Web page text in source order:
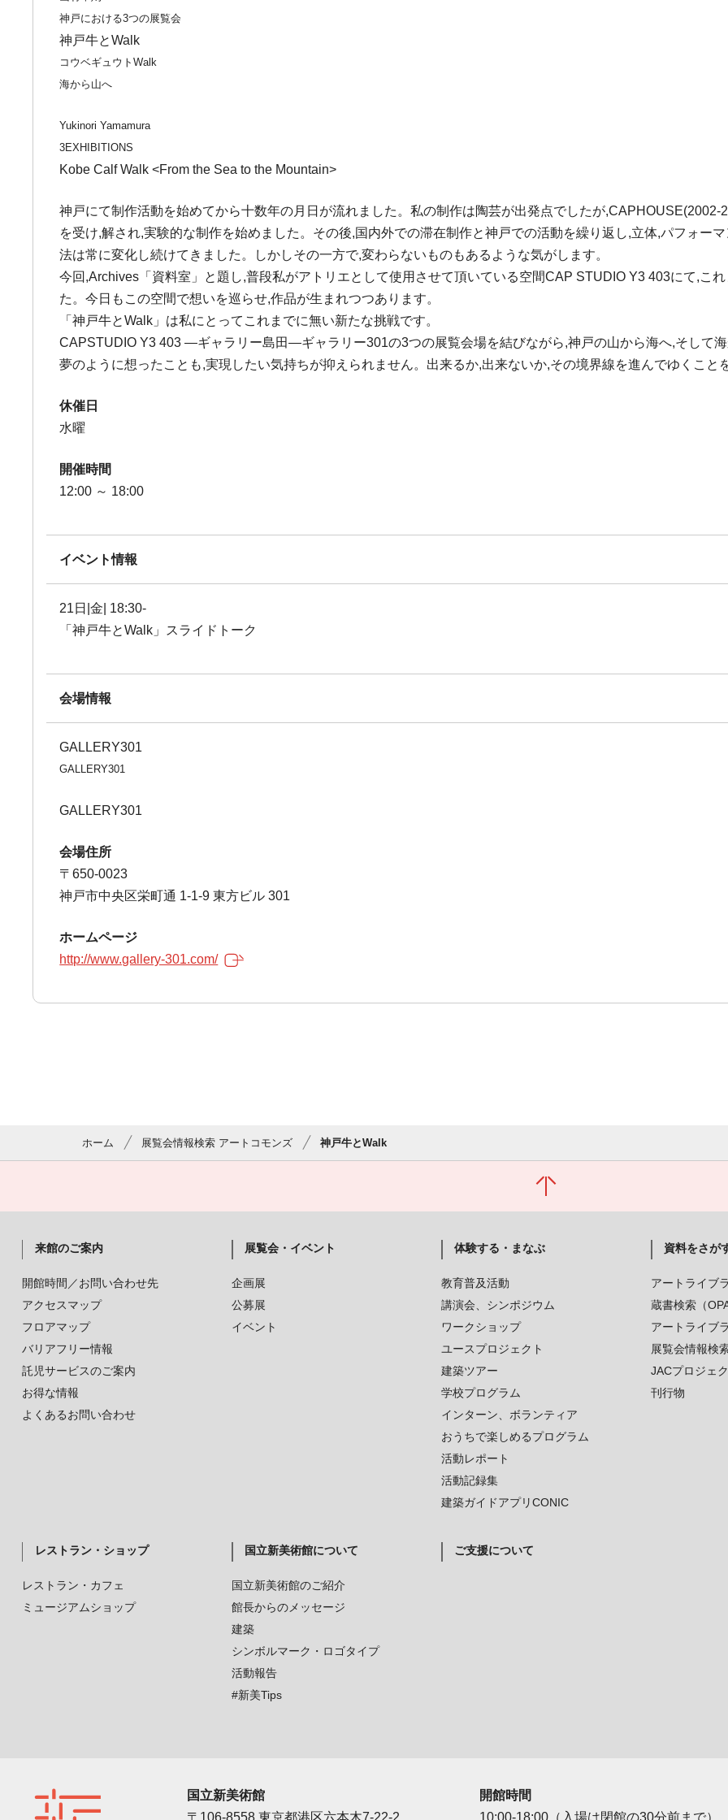
神戸における3つの展覧会
神戸牛とWalk
コウベギュウトWalk
海から山へ
Yukinori Yamamura
3EXHIBITIONS
Kobe Calf Walk <From the Sea to the Mountain>
神戸にて制作活動を始めてから十数年の月日が流れました。私の制作は陶芸が出発点でしたが
を受け,解され,実験的な制作を始めました。その後,国内外での滞在制作と神戸での活動を繰り返し,立体,パフォー
法は常に変化し続けてきました。しかしその一方で,変わらないものもあるような気がします。
今回,Archives「資料室」と題し,普段私がアトリエとして使用させて頂いている空間CAP STUDIO Y3 403にて,こ
た。今日もこの空間で想いを巡らせ,作品が生まれつつあります。
「神戸牛とWalk」は私にとってこれまでに無い新たな挑戦です。
CAPSTUDIO Y3 403 ―ギャラリー島田―ギャラリー301の3つの展覧会場を結びながら,神戸の山から海へ,そして海
夢のように想ったことも,実現したい気持ちが抑えられません。出来るか,出来ないか,その境界線を進んでゆくこと
休催日
水曜
開催時間
12:00 ～ 18:00
イベント情報
21日|金| 18:30-
「神戸牛とWalk」スライドトーク
会場情報
GALLERY301
GALLERY301
GALLERY301
会場住所
〒650-0023
神戸市中央区栄町通 1-1-9 東方ビル 301
ホームページ
http://www.gallery-301.com/
ホーム 展覧会情報検索 アートコモンズ 神戸牛とWalk
来館のご案内
開館時間／お問い合わせ先
アクセスマップ
フロアマップ
バリアフリー情報
託児サービスのご案内
お得な情報
よくあるお問い合わせ
展覧会・イベント
企画展
公募展
イベント
体験する・まなぶ
教育普及活動
講演会、シンポジウム
ワークショップ
ユースプロジェクト
建築ツアー
学校プログラム
インターン、ボランティア
おうちで楽しめるプログラム
活動レポート
活動記録集
建築ガイドアプリCONIC
資料をさが
アートライブ
蔵書検索（
アートライブ
展覧会情報検
JACプロジェ
刊行物
レストラン・ショップ
レストラン・カフェ
ミュージアムショップ
国立新美術館について
国立新美術館のご紹介
館長からのメッセージ
建築
シンボルマーク・ロゴタイプ
活動報告
#新美Tips
ご支援について
国立新美術館
〒106-8558 東京都港区六本木7-22-2
開館時間
10:00-18:00（入場は閉館の30分前まで）